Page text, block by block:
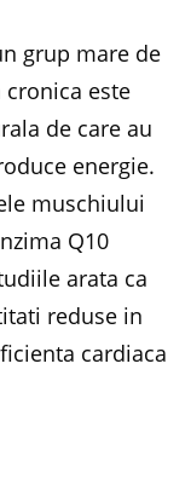
grup mare de
este
de care au
energie.
muschiului
Q10
arata ca
reduse in
cardiaca